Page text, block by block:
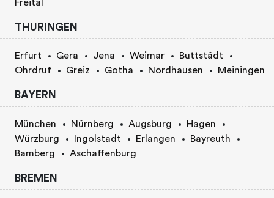
Freital
THURINGEN
Erfurt Gera Jena Weimar
Buttstädt
Ohrdruf
Greiz Gotha Nordhausen Meiningen
BAYERN
München Nürnberg Augsburg
Hagen
Würzburg
Ingolstadt Erlangen
Bayreuth
Bamberg
Aschaffenburg
BREMEN